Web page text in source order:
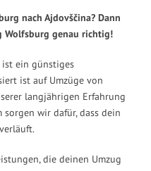
nach Ajdovščina? Dann
Wolfsburg genau richtig!
ist ein günstiges
ist auf Umzüge von
langjährigen Erfahrung
sorgen wir dafür, dass dein
die deinen Umzug